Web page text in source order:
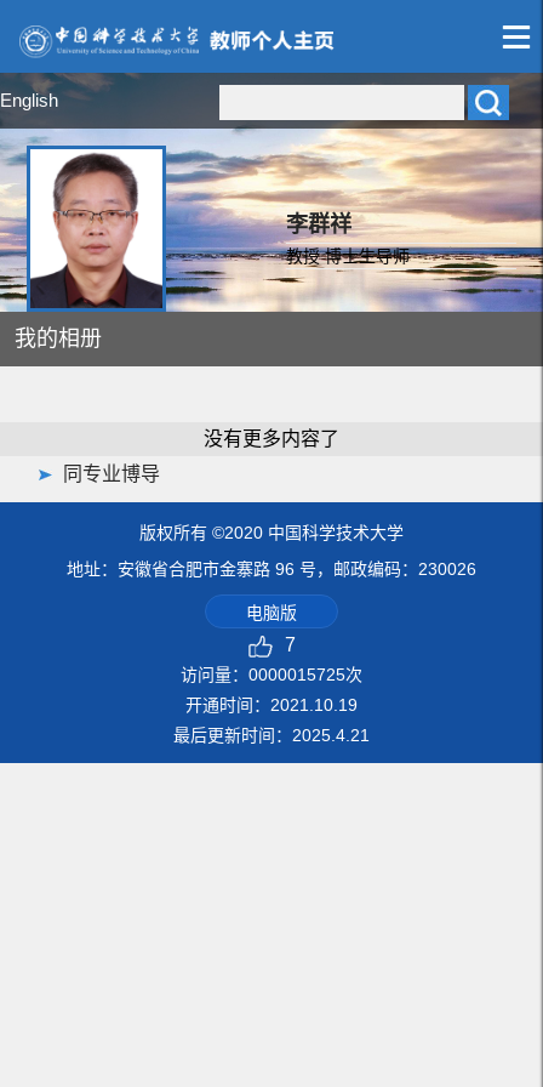
English
李群祥
教授 博士生导师
我的相册
没有更多内容了
同专业博导
版权所有 ©2020 中国科学技术大学
地址：安徽省合肥市金寨路 96 号，邮政编码：230026
电脑版
7
访问量： 0000015725次
开通时间： 2021 10 19
最后更新时间： 2025 4 21